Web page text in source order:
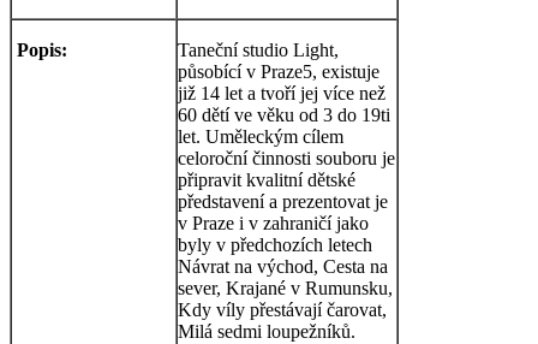
Popis:
Taneční studio Light,
působící v Praze5, existuje
již 14 let a tvoří jej více než
60 dětí ve věku od 3 do 19ti
let. Uměleckým cílem
celoroční činnosti souboru je
připravit kvalitní dětské
představení a prezentovat je
v Praze i v zahraničí jako
byly v předchozích letech
Návrat na východ, Cesta na
sever, Krajané v Rumunsku,
Kdy víly přestávají čarovat,
Milá sedmi loupežníků.